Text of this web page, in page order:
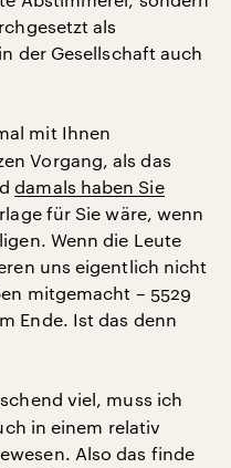
als
der Gesellschaft auch
mit Ihnen
Vorgang, als das
damals haben Sie
für Sie wäre, wenn
Wenn die Leute
uns eigentlich nicht
mitgemacht – 5529
Ende. Ist das denn
viel, muss ich
in einem relativ
Also das finde